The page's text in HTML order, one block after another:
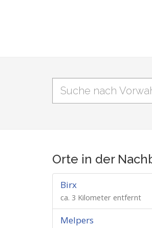
Orte in der
Birx
ca. 3 Kilometer entfernt
Melpers